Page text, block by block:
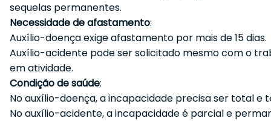
sequelas permanentes.
Necessidade de afastamento:
Auxílio-doença exige afastamento por mais de 15 dias.
Auxílio-acidente pode ser solicitado mesmo com o
em atividade.
Condição de saúde:
No auxílio-doença, a incapacidade precisa ser total e
No auxílio-acidente, a incapacidade é parcial e